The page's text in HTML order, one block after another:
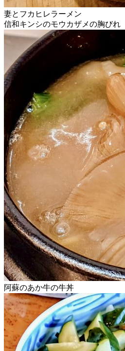
妻とフカヒレラーメン
信和キンシのモウカザメの胸びれ
阿蘇のあか牛の牛丼